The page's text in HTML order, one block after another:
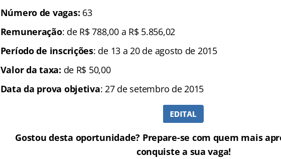
Número de vagas: 63
Remuneração: de R$ 788,00 a R$ 5.856,02
Período de inscrições: de 13 a 20 de agosto de 2015
Valor da taxa: de R$ 50,00
Data da prova objetiva: 27 de setembro de 2015
Gostou desta oportunidade? Prepare-se com quem mais
conquiste a sua vaga!